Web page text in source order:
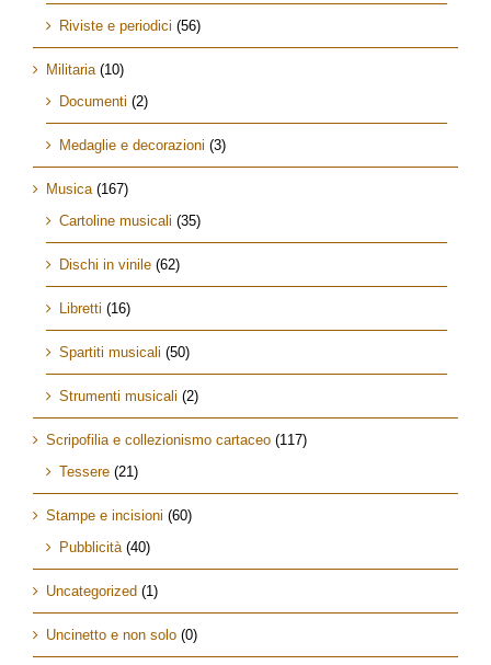
Riviste e periodici (56)
Militaria (10)
Documenti (2)
Medaglie e decorazioni (3)
Musica (167)
Cartoline musicali (35)
Dischi in vinile (62)
Libretti (16)
Spartiti musicali (50)
Strumenti musicali (2)
Scripofilia e collezionismo cartaceo (117)
Tessere (21)
Stampe e incisioni (60)
Pubblicità (40)
Uncategorized (1)
Uncinetto e non solo (0)